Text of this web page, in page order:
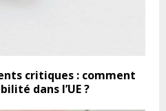
critiques : comment
dans l’UE ?